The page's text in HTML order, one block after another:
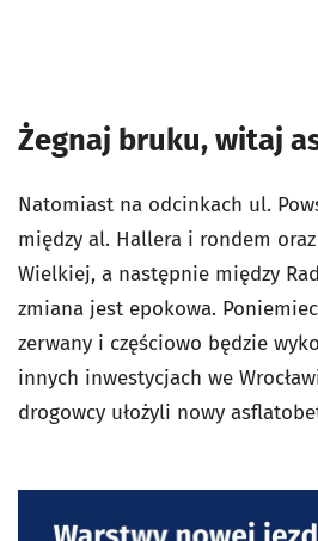
Żegnaj bruku, witaj
Natomiast na odcinkach ul.
między al. Hallera i rondem
Wielkiej, a następnie między
zmiana jest epokowa.
zerwany i częściowo będzie
innych inwestycjach we
drogowcy ułożyli nowy